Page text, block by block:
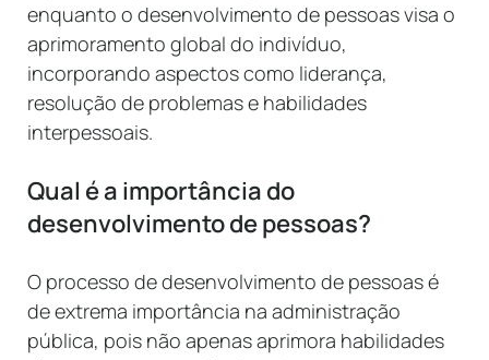
enquanto o desenvolvimento de pessoas visa o
aprimoramento global do indivíduo,
incorporando aspectos como liderança,
resolução de problemas e habilidades
interpessoais.
Qual é a importância do
desenvolvimento de pessoas?
O processo de desenvolvimento de pessoas é
de extrema importância na administração
pública, pois não apenas aprimora habilidades